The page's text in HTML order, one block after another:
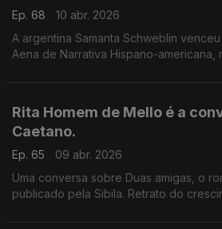
Ep. 68
10 abr. 2026
A argentina Samanta Schweblin
Aena de Narrativa Hispano-americana,
Rita Homem de Mello é a
Caetano.
Ep. 65
09 abr. 2026
Uma conversa sobre Duas amigas, o
publicado pela Sibila. Retrato do